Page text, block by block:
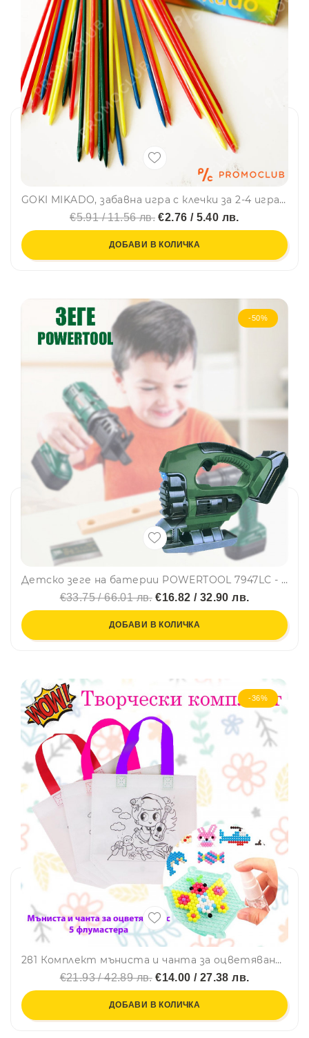
GOKI MIKADO, забавна игра с клечки за 2-4 играчи, 3+
€5.91 / 11.56 лв. €2.76 / 5.40 лв.
ДОБАВИ В КОЛИЧКА
-50%
Детско зеге на батерии POWERTOOL 7947LC - paзвива въoбpaжeниeтo, ĸpeaтивнocттa и poлeвитe игpи
€33.75 / 66.01 лв.€16.82 / 32.90 лв.
ДОБАВИ В КОЛИЧКА
-36%
2в1 Комплект мъниста и чанта за оцветяване с 5 флумастера -ТВОРЧЕСКА ДЕЙНОСТ 2801
€21.93 / 42.89 лв.€14.00 / 27.38 лв.
ДОБАВИ В КОЛИЧКА